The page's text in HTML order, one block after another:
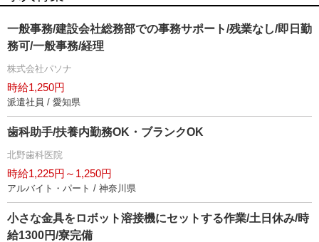
一般事務/建設会社総務部での事務サポート/残業なし/即日勤
務可/一般事務/経理
株式会社パソナ
時給1,250円
派遣社員 / 愛知県
歯科助手/扶養内勤務OK・ブランクOK
北野歯科医院
時給1,225円～1,250円
アルバイト・パート / 神奈川県
小さな金具をロボット溶接機にセットする作業/土日休み/時
給1300円/寮完備